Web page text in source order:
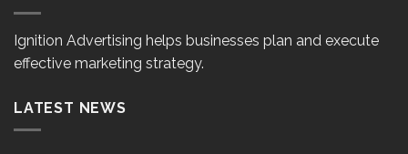
Ignition Advertising helps businesses plan and execute
effective marketing strategy.
LATEST NEWS